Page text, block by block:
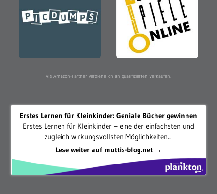
Als Amazon-Partner verdiene ich an qualifizierten Verkäufen.
Erstes Lernen für Kleinkinder: Geniale Bücher gewinnen
Erstes Lernen für Kleinkinder – eine der einfachsten und
zugleich wirkungsvollsten Möglichkeiten...
Lese weiter auf muttis-blog.net →